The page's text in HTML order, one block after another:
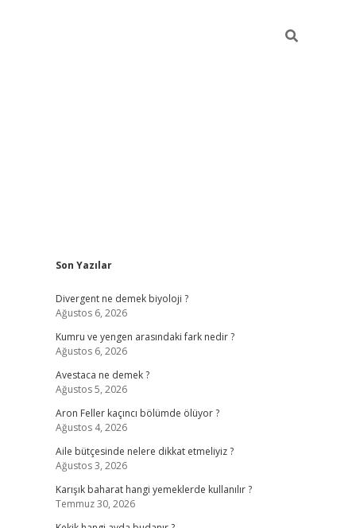
Sidebar
Son Yazılar
Divergent ne demek biyoloji ?
Ağustos 6, 2026
Kumru ve yengen arasındaki fark nedir ?
Ağustos 6, 2026
Avestaca ne demek ?
Ağustos 5, 2026
Aron Feller kaçıncı bölümde ölüyor ?
Ağustos 4, 2026
Aile bütçesinde nelere dikkat etmeliyiz ?
Ağustos 3, 2026
Karışık baharat hangi yemeklerde kullanılır ?
Temmuz 30, 2026
güncel giriş